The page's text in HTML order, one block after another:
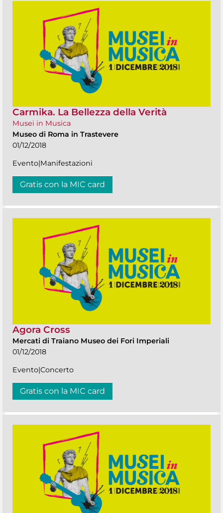
Carmika. La Bellezza della Verità
Musei in Musica
Museo di Roma in Trastevere
01/12/2018
Evento|Manifestazioni
Gratis con la MIC card
Agora Cross
Mercati di Traiano Museo dei Fori Imperiali
01/12/2018
Evento|Concerto
Gratis con la MIC card